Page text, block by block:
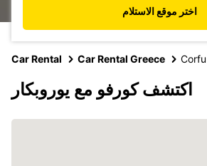
اختر موقع الاستلام
Car Rental Car Rental Greece Corfu
اكتشف كورفو مع يوروبكار